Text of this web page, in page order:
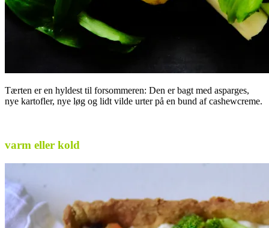
Tærten er en hyldest til forsommeren: Den er bagt med asparges,
nye kartofler, nye løg og lidt vilde urter på en bund af cashewcreme.
varm eller kold